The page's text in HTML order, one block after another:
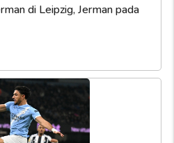
di Leipzig, Jerman pada